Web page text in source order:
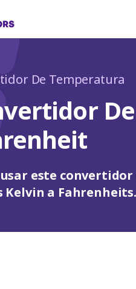
De Temperatura
usar este
Kelvin a Fahrenheits.